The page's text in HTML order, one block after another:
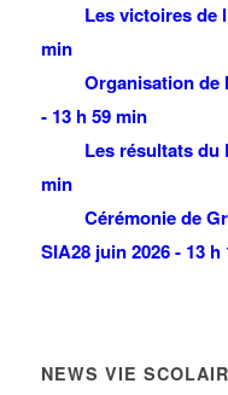
Les victoires de
min
Organisation de
- 13 h 59 min
Les résultats du
min
Cérémonie de
SIA28 juin 2026 - 13 h
NEWS VIE